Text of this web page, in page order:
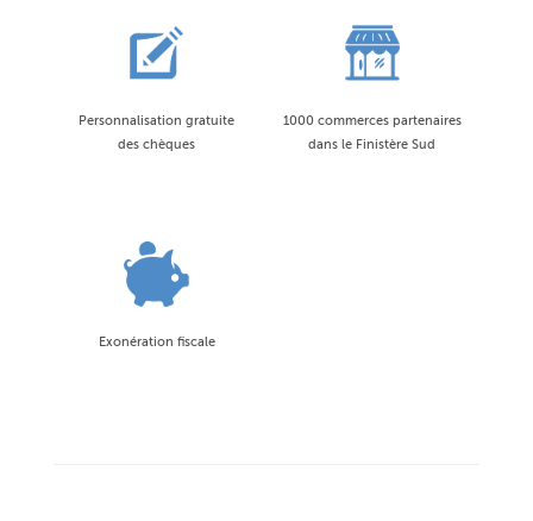
Personnalisation gratuite
des chèques
1000 commerces partenaires
dans le Finistère Sud
Exonération fiscale